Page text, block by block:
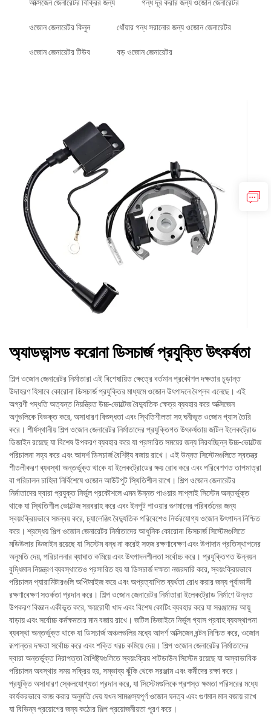
অক্সিজেন জেনারেটর বিক্রির জন্য গন্ধ দূর করার জন্য ওজোন জেনারেটর
ওজোন জেনারেটর কিনুন ধোঁয়ার গন্ধ সরানোর জন্য ওজোন জেনারেটর
ওজোন জেনারেটর টিউব বড় ওজোন জেনারেটর
অ্যাডভান্সড করোনা ডিসচার্জ প্রযুক্তি উৎকর্ষতা
শিল্প ওজোন জেনারেটর নির্মাতারা এই বিশেষায়িত ক্ষেত্রে বর্তমান প্রকৌশল দক্ষতার চূড়ান্ত
উদাহরণ হিসাবে কোরোনা ডিসচার্জ প্রযুক্তির মাধ্যমে ওজোন উৎপাদনে বৈপ্লব এনেছে। এই
অগ্রণী পদ্ধতি অত্যন্ত নিয়ন্ত্রিত উচ্চ-ভোল্টেজ বৈদ্যুতিক ক্ষেত্র ব্যবহার করে অক্সিজেন
অণুগুলিকে বিভক্ত করে, অসাধারণ বিশুদ্ধতা এবং স্থিতিশীলতা সহ ঘনীভূত ওজোন গ্যাস তৈরি
করে। শীর্ষস্থানীয় শিল্প ওজোন জেনারেটর নির্মাতাদের প্রযুক্তিগত উৎকর্ষতায় জটিল ইলেকট্রোড
ডিজাইন রয়েছে যা বিশেষ উপকরণ ব্যবহার করে যা প্রসারিত সময়ের জন্য নিরবচ্ছিন্ন উচ্চ-ভোল্টেজ
পরিচালনা সহ্য করে এবং আদর্শ ডিসচার্জ বৈশিষ্ট্য বজায় রাখে। এই উন্নত সিস্টেমগুলিতে স্বতন্ত্র
শীতলীকরণ ব্যবস্থা অন্তর্ভুক্ত থাকে যা ইলেকট্রোডের ক্ষয় রোধ করে এবং পরিবেশগত তাপমাত্রা
বা পরিচালন চাহিদা নির্বিশেষে ওজোন আউটপুট স্থিতিশীল রাখে। শিল্প ওজোন জেনারেটর
নির্মাতাদের দ্বারা প্রযুক্ত নির্ভুল প্রকৌশলে এমন উন্নত পাওয়ার সাপ্লাই সিস্টেম অন্তর্ভুক্ত
থাকে যা স্থিতিশীল ভোল্টেজ সরবরাহ করে এবং ইনপুট পাওয়ার গুণমানের পরিবর্তনের জন্য
স্বয়ংক্রিয়ভাবে সমন্বয় করে, চ্যালেঞ্জিং বৈদ্যুতিক পরিবেশেও নির্ভরযোগ্য ওজোন উৎপাদন নিশ্চিত
করে। শ্রদ্ধেয় শিল্প ওজোন জেনারেটর নির্মাতাদের আধুনিক কোরোনা ডিসচার্জ সিস্টেমগুলিতে
মডিউলার ডিজাইন রয়েছে যা সিস্টেম বন্ধ না করেই সহজ রক্ষণাবেক্ষণ এবং উপাদান প্রতিস্থাপনের
অনুমতি দেয়, পরিচালনার ব্যাঘাত কমিয়ে এবং উৎপাদনশীলতা সর্বোচ্চ করে। প্রযুক্তিগত উন্নয়ন
বুদ্ধিমান নিয়ন্ত্রণ ব্যবস্থাতেও প্রসারিত হয় যা ডিসচার্জ দক্ষতা নজরদারি করে, স্বয়ংক্রিয়ভাবে
পরিচালন প্যারামিটারগুলি অপ্টিমাইজ করে এবং অপ্রত্যাশিত ব্যর্থতা রোধ করার জন্য পূর্বাভাসী
রক্ষণাবেক্ষণ সতর্কতা প্রদান করে। শিল্প ওজোন জেনারেটর নির্মাতারা ইলেকট্রোড নির্মাণে উন্নত
উপকরণ বিজ্ঞান একীভূত করে, ক্ষয়রোধী খাদ এবং বিশেষ কোটিং ব্যবহার করে যা সরঞ্জামের আয়ু
বাড়ায় এবং সর্বোচ্চ কর্মক্ষমতার মান বজায় রাখে। জটিল ডিজাইনে নির্ভুল গ্যাস প্রবাহ ব্যবস্থাপনা
ব্যবস্থা অন্তর্ভুক্ত থাকে যা ডিসচার্জ অঞ্চলগুলির মধ্যে আদর্শ অক্সিজেন বন্টন নিশ্চিত করে, ওজোন
রূপান্তর দক্ষতা সর্বোচ্চ করে এবং শক্তি খরচ কমিয়ে দেয়। শিল্প ওজোন জেনারেটর নির্মাতাদের
দ্বারা অন্তর্ভুক্ত নিরাপত্তা বৈশিষ্ট্যগুলিতে স্বয়ংক্রিয় শাটডাউন সিস্টেম রয়েছে যা অস্বাভাবিক
পরিচালন অবস্থার সময় সক্রিয় হয়, সম্ভাব্য ঝুঁকি থেকে সরঞ্জাম এবং কর্মীদের রক্ষা করে।
প্রযুক্তি অসাধারণ স্কেলযোগ্যতা প্রদান করে, যা সিস্টেমগুলিকে প্রশস্ত ক্ষমতা পরিসরের মধ্যে
কার্যকরভাবে কাজ করার অনুমতি দেয় যখন সামঞ্জস্যপূর্ণ ওজোন ঘনত্ব এবং গুণমান মান বজায় রাখে
যা বিভিন্ন প্রয়োগের জন্য কঠোর শিল্প প্রয়োজনীয়তা পূরণ করে।